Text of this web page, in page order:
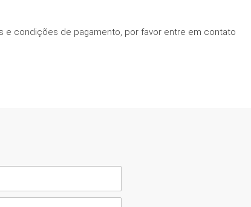
e condições de pagamento, por favor entre em contato